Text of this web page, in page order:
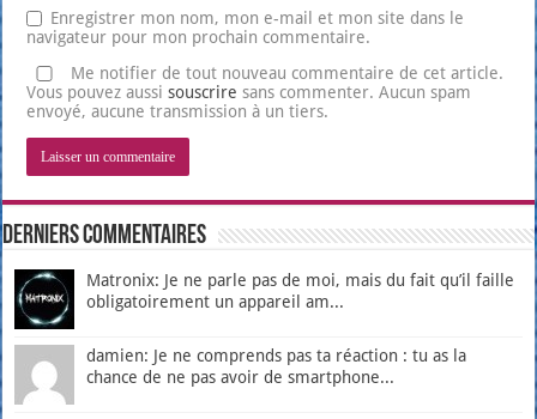
Enregistrer mon nom, mon e-mail et mon site dans le
navigateur pour mon prochain commentaire.
Me notifier de tout nouveau commentaire de cet article.
Vous pouvez aussisouscrire sans commenter. Aucun spam
envoyé, aucune transmission à un tiers.
Derniers Commentaires
Matronix: Je ne parle pas de moi, mais du fait qu’il faille
obligatoirement un appareil am...
damien: Je ne comprends pas ta réaction : tu as la
chance de ne pas avoir de smartphone...